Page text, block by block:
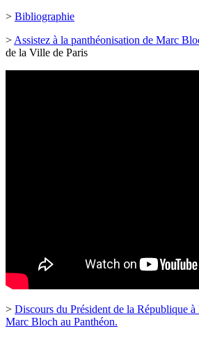
> Bibliographie
> Assistez à la panthéonisation de Marc
de la Ville de Paris
> Discours du Président de la République à
Marc Bloch au Panthéon.